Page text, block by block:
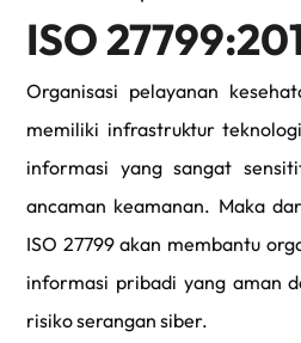
ISO
Organisasi pelayanan
memiliki infrastruktur
informasi yang sangat
ancaman keamanan. Maka
ISO 27799 akan membantu
informasi pribadi yang aman
risiko serangan siber.